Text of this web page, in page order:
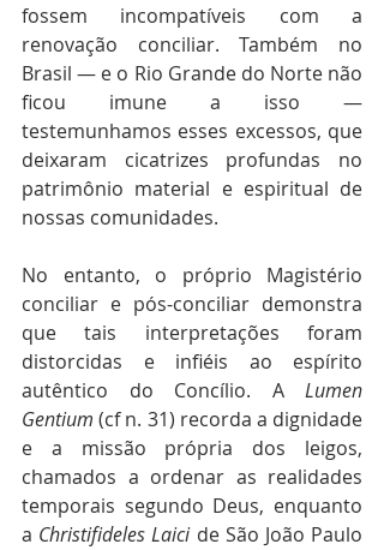
fossem incompatíveis com a
renovação conciliar. Também no
Brasil — e o Rio Grande do Norte não
ficou imune a isso —
testemunhamos esses excessos, que
deixaram cicatrizes profundas no
patrimônio material e espiritual de
nossas comunidades.
No entanto, o próprio Magistério
conciliar e pós-conciliar demonstra
que tais interpretações foram
distorcidas e infiéis ao espírito
autêntico do Concílio. A Lumen
Gentium (cf n. 31) recorda a dignidade
e a missão própria dos leigos,
chamados a ordenar as realidades
temporais segundo Deus, enquanto
a Christifideles Laici de São João Paulo